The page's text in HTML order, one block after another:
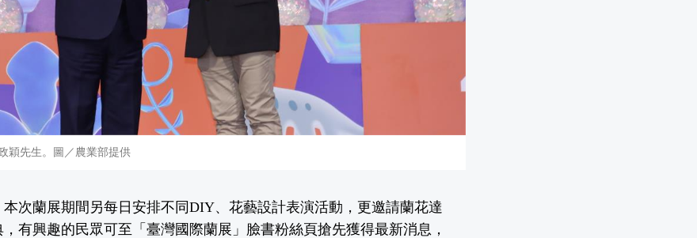
穎先生。圖／農業部提供
次蘭展期間另每日安排不同DIY、花藝設計表演活動，更邀請蘭花達
有興趣的民眾可至「臺灣國際蘭展」臉書粉絲頁搶先獲得最新消息，